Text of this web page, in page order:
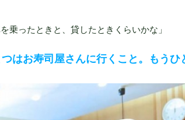
乗ったときと、貸したときくらいかな」
はお寿司屋さんに行くこと。もうひ